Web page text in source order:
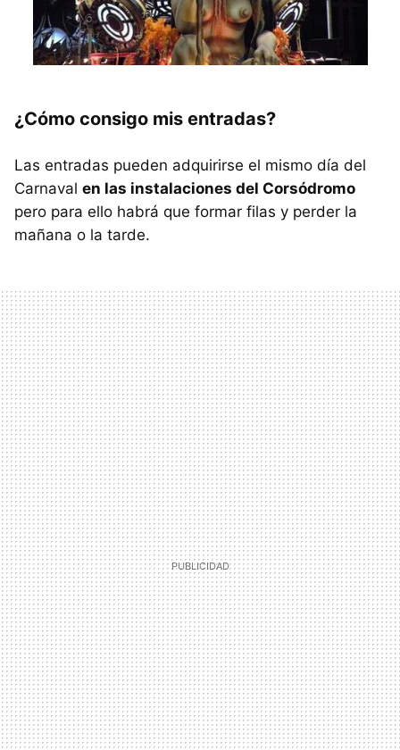
¿Cómo consigo mis entradas?
Las entradas pueden adquirirse el mismo día del
Carnaval en las instalaciones del Corsódromo
pero para ello habrá que formar filas y perder la
mañana o la tarde.